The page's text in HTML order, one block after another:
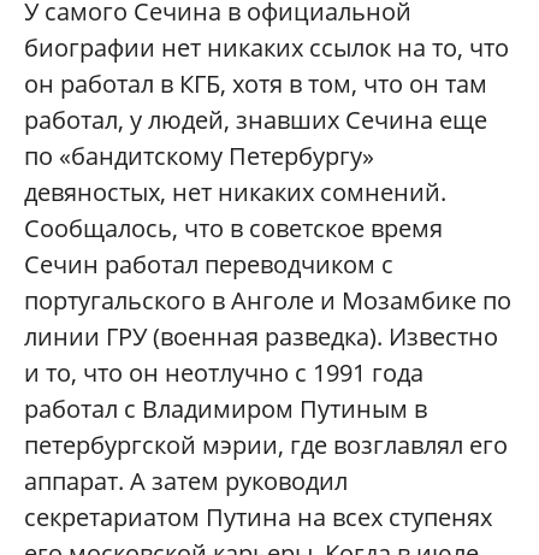
У самого Сечина в официальной
биографии нет никаких ссылок на то, что
он работал в КГБ, хотя в том, что он там
работал, у людей, знавших Сечина еще
по «бандитскому Петербургу»
девяностых, нет никаких сомнений.
Сообщалось, что в советское время
Сечин работал переводчиком с
португальского в Анголе и Мозамбике по
линии ГРУ (военная разведка). Известно
и то, что он неотлучно с 1991 года
работал с Владимиром Путиным в
петербургской мэрии, где возглавлял его
аппарат. А затем руководил
секретариатом Путина на всех ступенях